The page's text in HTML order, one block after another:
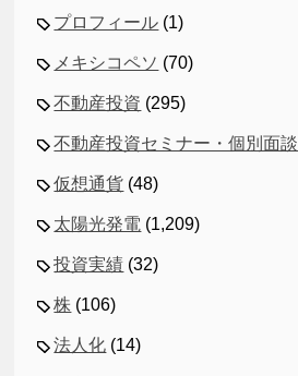
プロフィール (1)
メキシコペソ (70)
不動産投資 (295)
不動産投資セミナー・個別面談
仮想通貨 (48)
太陽光発電 (1,209)
投資実績 (32)
株 (106)
法人化 (14)